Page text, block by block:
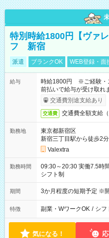
特別時給1800円【ヴァ
フ 新宿
派遣 ブランクOK WEB登録・面
給与
時給1800円 ※ご経験・
前払いで給与が受け取れ
交通費別途支給あり
交通費 交通費全額支給（
勤務地
東京都新宿区
新宿三丁目駅から徒歩2分
Valextra
勤務時間
09:30～20:30 実働7.5時間／休憩1.5時間 営業時間に合わせた
シフト制
期間 3か月程度の短期予定 ※
特徴 副業・WワークOK / シフ
気になる！